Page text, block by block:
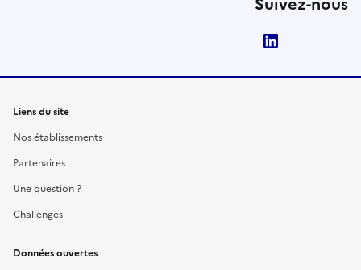
Liens du site
Nos établissements
Partenaires
Une question ?
Challenges
Données ouvertes